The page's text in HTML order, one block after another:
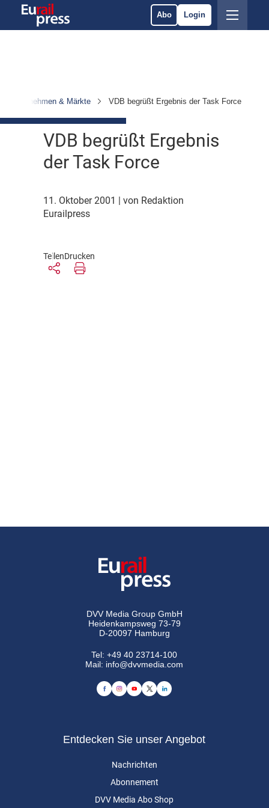
Abo Login
Unternehmen & Märkte VDB begrüßt Ergebnis der Task Force
VDB begrüßt Ergebnis
der Task Force
11. Oktober 2001
| von Redaktion
Eurailpress
TeilenDrucken
DVV Media Group GmbH
Heidenkampsweg 73-79
D-20097 Hamburg
Tel:+49 40 23714-100
Mail: info@dvvmedia.com
Entdecken Sie unser Angebot
Nachrichten
Abonnement
DVV Media Abo Shop